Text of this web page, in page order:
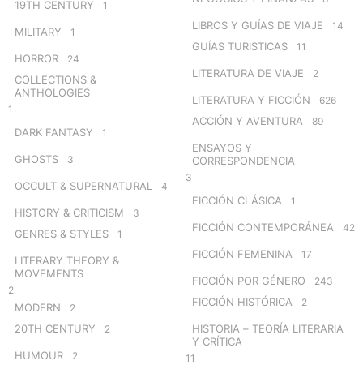
19TH CENTURY 1
MILITARY 1
HORROR 24
COLLECTIONS &
ANTHOLOGIES
1
DARK FANTASY 1
GHOSTS 3
OCCULT & SUPERNATURAL 4
HISTORY & CRITICISM 3
GENRES & STYLES 1
LITERARY THEORY &
MOVEMENTS
2
MODERN 2
20TH CENTURY 2
HUMOUR 2
LIBROS Y GUÍAS DE VIAJE 14
GUÍAS TURISTICAS 11
LITERATURA DE VIAJE 2
LITERATURA Y FICCIÓN 626
ACCIÓN Y AVENTURA 89
ENSAYOS Y
CORRESPONDENCIA
3
FICCIÓN CLÁSICA 1
FICCIÓN CONTEMPORÁNEA 42
FICCIÓN FEMENINA 17
FICCIÓN POR GÉNERO 243
FICCIÓN HISTÓRICA 2
HISTORIA – TEORÍA LITERARIA
Y CRÍTICA
11